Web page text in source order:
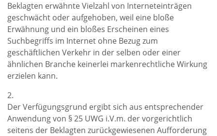
Beklagten erwähnte Vielzahl von Interneteinträgen
geschwächt oder aufgehoben, weil eine bloße
Erwähnung und ein bloßes Erscheinen eines
Suchbegriffs im Internet ohne Bezug zum
geschäftlichen Verkehr in der selben oder einer
ähnlichen Branche keinerlei markenrechtliche Wirkung
erzielen kann.
2.
Der Verfügungsgrund ergibt sich aus entsprechender
Anwendung von § 25 UWG i.V.m. der vorgerichtlich
seitens der Beklagten zurückgewiesenen Aufforderung